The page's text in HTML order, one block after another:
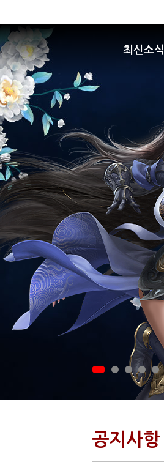
최신소식
공지사항